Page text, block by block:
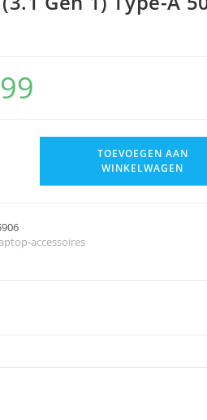
TOEVOEGEN AAN
WINKELWAGEN
accessoires